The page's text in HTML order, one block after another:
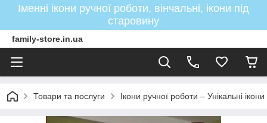
Іменні ікони ручної роботи, вінчальні, ікони під
старовину
family-store.in.ua
Товари та послуги Ікони ручної роботи – Унікальні